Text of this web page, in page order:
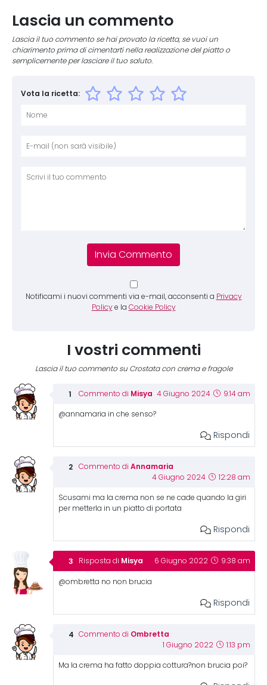
Lascia un commento
Lascia il tuo commento se hai provato la ricetta, se vuoi un
chiarimento prima di cimentarti nella realizzazione del piatto o
semplicemente per lasciare il tuo saluto.
Vota la ricetta:
Notificami i nuovi commenti via e-mail, acconsenti a Privacy
Policy e la Cookie Policy
I vostri commenti
Lascia il tuo commento su Crostata con crema e fragole
Commento di Misya 4 Giugno 2024 9:14 am
@annamaria in che senso?
Rispondi
Commento di Annamaria
4 Giugno 2024 12:28 am
Scusami ma la crema non se ne cade quando la giri
per metterla in un piatto di portata
Rispondi
Risposta di Misya 6 Giugno 2022 9:38 am
@ombretta no non brucia
Rispondi
Commento di Ombretta
1 Giugno 2022 1:13 pm
Ma la crema ha fatto doppia cottura?non brucia poi?